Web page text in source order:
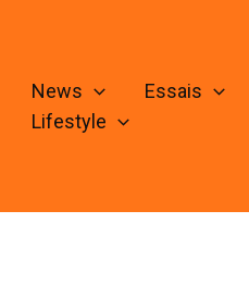
News Essais
Lifestyle